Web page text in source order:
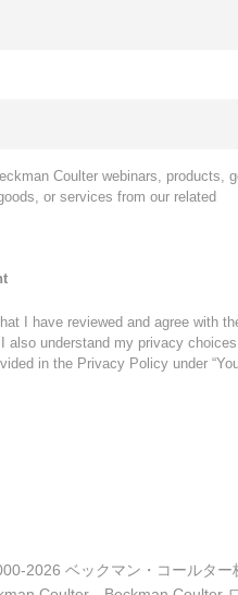
Coulter webinars, products,
or services from our related
I have reviewed and agree with
also understand my privacy
in the Privacy Policy under
2026 ベックマン・コールタ